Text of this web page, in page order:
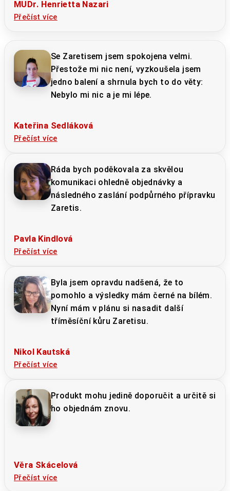
MUDr. Henrietta Nazari
Přečíst více
Se Zaretisem jsem spokojena velmi.
Přestože mi nic není, vyzkoušela jsem
jedno balení a shrnula bych to do věty:
Nebylo mi nic a je mi lépe.
Kateřina Sedláková
Přečíst více
Ráda bych poděkovala za skvělou
komunikaci ohledně objednávky a
následného zaslání podpůrného přípravku
Zaretis.
Pavla Kindlová
Přečíst více
Byla jsem opravdu nadšená, že to
pomohlo a výsledky mám černé na bílém.
Nyní mám v plánu si nasadit další
tříměsíční kůru Zaretisu.
Nikol Kautská
Přečíst více
Produkt mohu jedině doporučit a určitě si
ho objednám znovu.
Věra Skácelová
Přečíst více